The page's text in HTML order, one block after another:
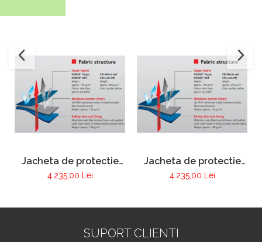
Jacheta de protectie
FIRE MAX 3 albastru
inchis, NOMEX®
4.235,00 Lei
Jacheta de protectie
FIRE MAX 3 galben,
NOMEX® Tought
4.235,00 Lei
SUPORT CLIENTI